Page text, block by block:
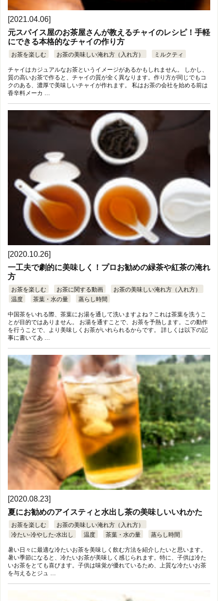
[2021.04.06]
元スパイス屋のお茶屋さんが教えるチャイのレシピ！手軽
にできる本格的なチャイの作り方
お茶を楽しむ お茶の美味しい淹れ方（入れ方） ミルクティ
チャイはカジュアルなお茶というイメージがあるかもしれません。 しかし、
質の高いお茶で作ると、チャイの質が全く異なります。作り方が同じでもコ
クのある、濃厚で美味しいチャイが作れます。 私はお茶の会社を始める前は
香辛料メーカ …
[2020.10.26]
一工夫で劇的に美味しく！プロお勧めの緑茶や紅茶の淹れ
方
お茶を楽しむ お茶に関する動画
お茶の美味しい淹れ方（入れ方）
温度
茶葉・水の量 蒸らし時間
中国茶をいれる際、茶葉にお湯を通して洗いますよね？これは茶葉を洗うこ
とが目的ではありません。 お湯を通すことで、お茶を予熱します。この動作
を行うことで、より美味しくお茶がいれられるからです。 詳しくは以下の記
事に書いてあ …
[2020.08.23]
夏にお勧めのアイスティと水出し茶の美味しいいれかた
お茶を楽しむ
お茶の美味しい淹れ方（入れ方）
冷たい-冷やした-水出し
温度 茶葉・水の量 蒸らし時間
暑い日々に最適な冷たいお茶を美味しく飲む方法を紹介したいと思います。
暑い季節になると、冷たいお茶が美味しく感じられます。特に、子供は冷た
いお茶をとても喜びます。子供は味覚が優れているため、上質な冷たいお茶
を与えるとジュ …